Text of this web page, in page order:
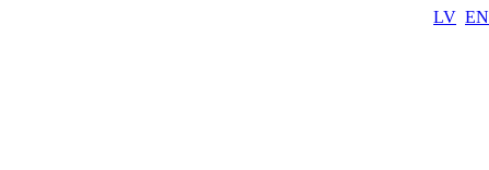
LV EN